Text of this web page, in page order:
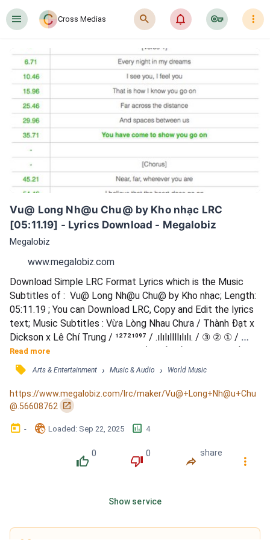
󰍜 Cross Medias 󰍉 󰂜 󰷖 󰇙
Vu@ Long Nh@u Chu@ by Kho nhạc LRC
[05:11.19] - Lyrics Download - Megalobiz
Megalobiz
www.megalobiz.com
Download Simple LRC Format Lyrics which is the Music
Subtitles of :  Vu@ Long Nh@u Chu@ by Kho nhạc; Length:
05:11.19 ; You can Download LRC, Copy and Edit the lyrics
text; Music Subtitles : Vừa Lòng Nhau Chưa / Thành Đạt x
Dickson x Lê Chí Trung / ¹²⁷²¹⁰⁹⁷ / .ılılıllllılılı. / ③ ② ① /
Ngoài kia người dưng / Đôi khi sống tử tế / Nói chi ta đầu
ấp tay kề / Là người dưng họ tò mò / Xem ai đáng thương /
Ai sẽ hết thương / Bỏ rơi đứa nhỏ / Huỷ hoại nội tâm / Của
một đứa trẻ còn thơ / Níu tay nhau òa...
Read more
󰓹 Arts & Entertainment › Music & Audio › World Music
https://www.megalobiz.com/lrc/maker/Vu@+Long+Nh@u+Chu
@.56608762
󰏌
󰃶 - 󱉊 Loaded: Sep 22, 2025 󱕎 4
󰔔
0
󰔒
0
󰤲
share
󰇙
Show service